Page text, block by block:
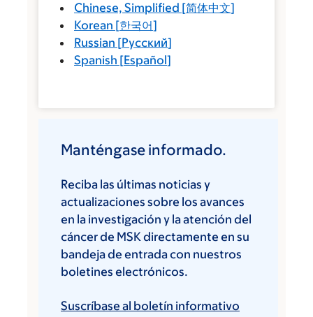
Chinese, Simplified [简体中文]
Korean [한국어]
Russian [Русский]
Spanish [Español]
Manténgase informado.
Reciba las últimas noticias y
actualizaciones sobre los avances
en la investigación y la atención del
cáncer de MSK directamente en su
bandeja de entrada con nuestros
boletines electrónicos.
Suscríbase al boletín informativo